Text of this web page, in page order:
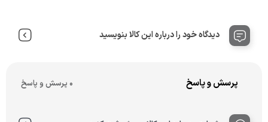
دیدگاه خود را درباره این کالا بنویسید
پرسش و پاسخ 0 پرسش و پاسخ